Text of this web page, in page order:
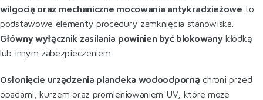
wilgocią oraz mechaniczne mocowania antykradzieżowe to
podstawowe elementy procedury zamknięcia stanowiska.
Główny wyłącznik zasilania powinien być blokowanykłódką
lub innym zabezpieczeniem.
Osłonięcie urządzenia plandeka wodoodporną chroni przed
opadami, kurzem oraz promieniowaniem UV, które może